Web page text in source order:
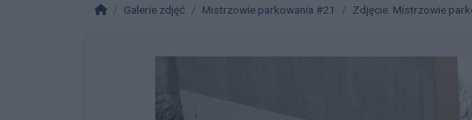
Strona główna
Galerie zdjęć Mistrzowie parkowania #21 Zdjęcie: Mistrzowie